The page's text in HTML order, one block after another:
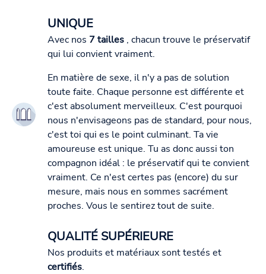
UNIQUE
Avec nos 7 tailles , chacun trouve le préservatif
qui lui convient vraiment.
En matière de sexe, il n'y a pas de solution
toute faite. Chaque personne est différente et
c'est absolument merveilleux. C'est pourquoi
nous n'envisageons pas de standard, pour nous,
c'est toi qui es le point culminant. Ta vie
amoureuse est unique. Tu as donc aussi ton
compagnon idéal : le préservatif qui te convient
vraiment. Ce n'est certes pas (encore) du sur
mesure, mais nous en sommes sacrément
proches. Vous le sentirez tout de suite.
QUALITÉ SUPÉRIEURE
Nos produits et matériaux sont testés et
certifiés.